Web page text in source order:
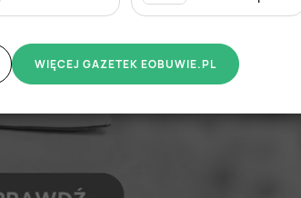
WIĘCEJ GAZETEK EOBUWIE.PL